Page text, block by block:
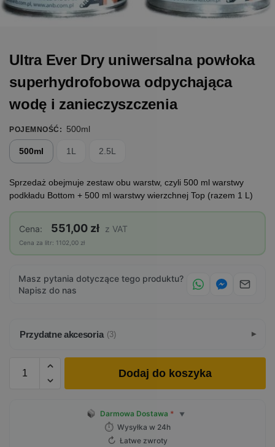
Ultra Ever Dry uniwersalna powłoka
superhydrofobowa odpychająca
wodę i zanieczyszczenia
POJEMNOŚĆ : 500ml
500ml 1L 2.5L
Sprzedaż obejmuje zestaw obu warstw, czyli 500 ml warstwy
podkładu Bottom + 500 ml warstwy wierzchnej Top (razem 1 L)
Cena: 551,00 zł z VAT
Cena za litr: 1102,00 zł
Masz pytania dotyczące tego produktu?
Napisz do nas
Przydatne akcesoria (3)
Dodaj do koszyka
Darmowa Dostawa * ▼
⏱ Wysyłka w 24h
↻ Łatwe zwroty